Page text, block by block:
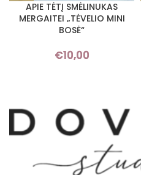
APIE TĖTĮ SMĖLINUKAS
MERGAITEI „TĖVELIO MINI
BOSĖ“
€10,00